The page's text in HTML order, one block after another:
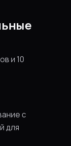
и 10
с
для